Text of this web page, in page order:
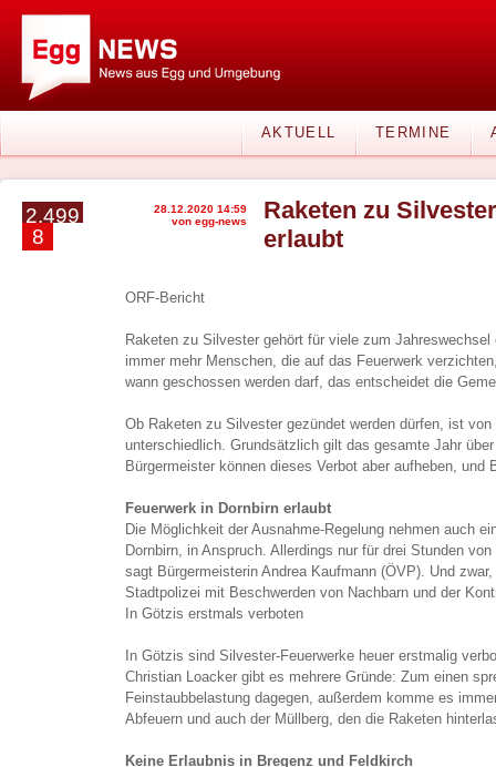
AKTUELL TERMINE
2.499
8
28.12.2020 14:59
von egg-news
Raketen zu
erlaubt
ORF-Bericht
Raketen zu Silvester gehört für viele zum
immer mehr Menschen, die auf das Feuerwerk
wann geschossen werden darf, das entscheidet die
Ob Raketen zu Silvester gezündet werden dürfen, ist
unterschiedlich. Grundsätzlich gilt das gesamte Jahr
Bürgermeister können dieses Verbot aber aufheben, und
Feuerwerk in Dornbirn erlaubt
Die Möglichkeit der Ausnahme-Regelung nehmen auch
Dornbirn, in Anspruch. Allerdings nur für drei Stunden
sagt Bürgermeisterin Andrea Kaufmann (ÖVP). Und
Stadtpolizei mit Beschwerden von Nachbarn und der
In Götzis erstmals verboten
In Götzis sind Silvester-Feuerwerke heuer erstmalig
Christian Loacker gibt es mehrere Gründe: Zum einen
Feinstaubbelastung dagegen, außerdem komme es
Abfeuern und auch der Müllberg, den die Raketen
Keine Erlaubnis in Bregenz und Feldkirch